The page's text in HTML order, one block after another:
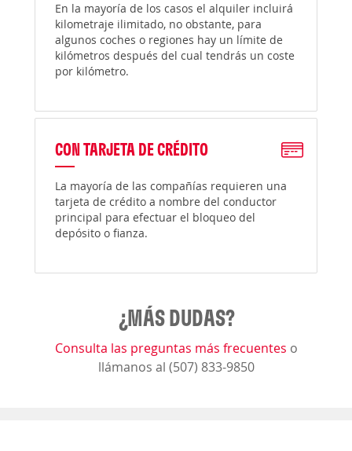
En la mayoría de los casos el alquiler incluirá
kilometraje ilimitado, no obstante, para
algunos coches o regiones hay un límite de
kilómetros después del cual tendrás un coste
por kilómetro.
CON TARJETA DE CRÉDITO
La mayoría de las compañías requieren una
tarjeta de crédito a nombre del conductor
principal para efectuar el bloqueo del
depósito o fianza.
¿MÁS DUDAS?
Consulta las preguntas más frecuentes o
llámanos al (507) 833-9850